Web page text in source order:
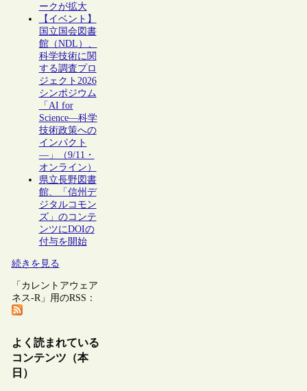
ークが拡大
【イベント】
国立国会図書
館（NDL）、
科学技術に関
する調査プロ
ジェクト2026
シンポジウム
「AI for
Science―科学
技術政策への
インパクト
―」（9/11・
オンライン）
県立長野図書
館、「信州デ
ジタルコモン
ズ」のコンテ
ンツにDOIの
付与を開始
続きを見る
「カレントアウェア
ネス-R」用のRSS：
よく読まれている
コンテンツ（本
日）